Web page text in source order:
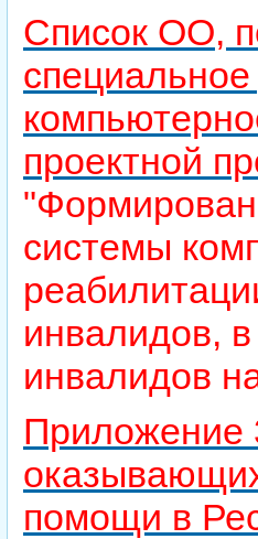
Список ОО,
проектной
системы
инвалидов,
инвалидов
Приложение
помощи в